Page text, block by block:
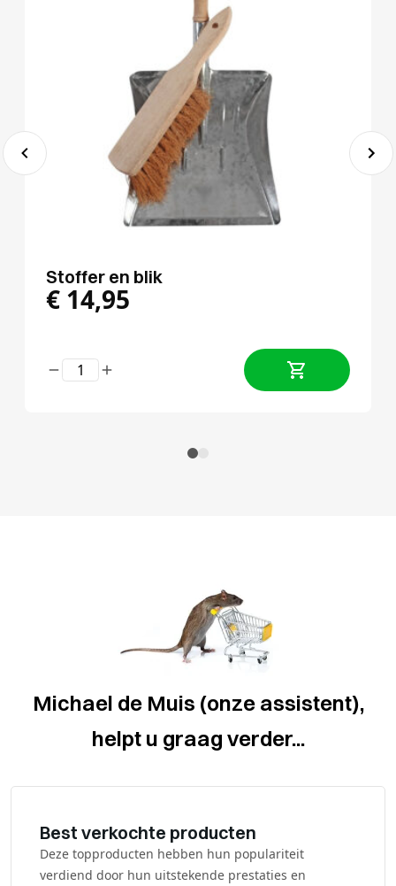
Stoffer en blik
€ 14,95
Michael de Muis (onze assistent),
helpt u graag verder...
Best verkochte producten
Deze topproducten hebben hun populariteit
verdiend door hun uitstekende prestaties en